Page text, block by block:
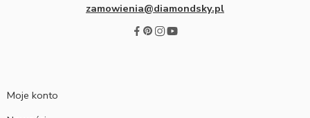
zamowienia@diamondsky.pl
Moje konto